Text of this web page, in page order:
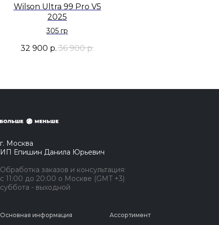
Wilson Ultra 99 Pro V5
2025
305 гр
32 900 р. 36 900 р.
г. Москва
ИП Епишин Данила Юрьевич
Обработка заказов и консультация:
с 11:00 до 20:00 о Москве (GMT +3)
суббота - выходной
Основная информация
Ассортимент